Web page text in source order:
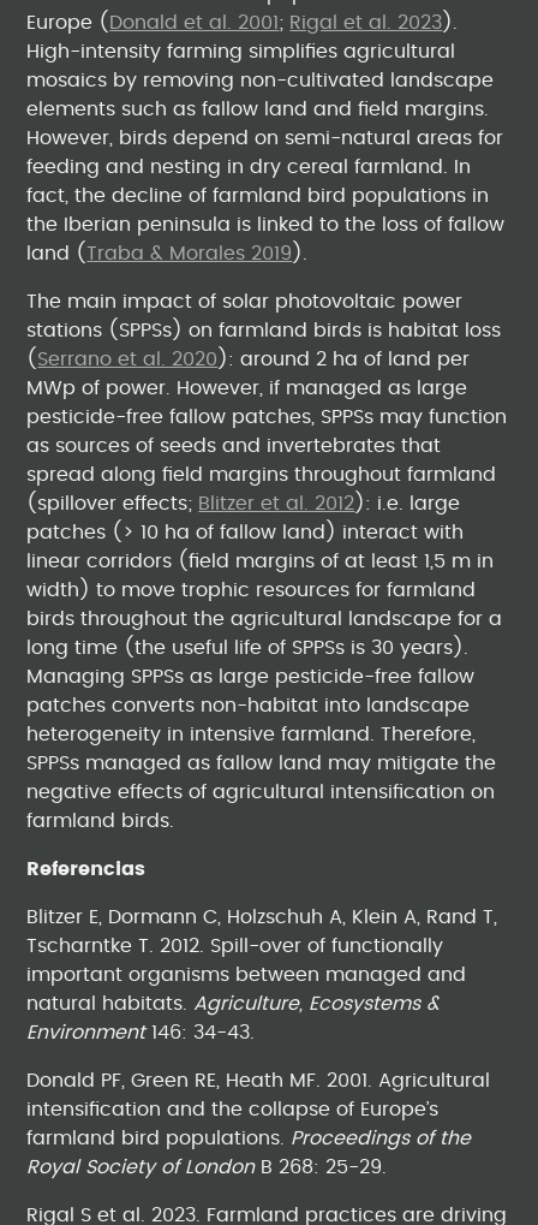
Europe ( Donald et al. 2001 ; Rigal et al. 2023 ).
High-intensity farming simplifies agricultural
mosaics by removing non-cultivated landscape
elements such as fallow land and field margins.
However, birds depend on semi-natural areas for
feeding and nesting in dry cereal farmland. In
fact, the decline of farmland bird populations in
the Iberian peninsula is linked to the loss of fallow
land (Traba & Morales 2019 ).
The main impact of solar photovoltaic power
stations (SPPSs) on farmland birds is habitat loss
( Serrano et al. 2020 ): around 2 ha of land per
MWp of power. However, if managed as large
pesticide-free fallow patches, SPPSs may function
as sources of seeds and invertebrates that
spread along field margins throughout farmland
(spillover effects; Blitzer et al. 2012 ): i.e. large
patches (> 10 ha of fallow land) interact with
linear corridors (field margins of at least 1,5 m in
width) to move trophic resources for farmland
birds throughout the agricultural landscape for a
long time (the useful life of SPPSs is 30 years).
Managing SPPSs as large pesticide-free fallow
patches converts non-habitat into landscape
heterogeneity in intensive farmland. Therefore,
SPPSs managed as fallow land may mitigate the
negative effects of agricultural intensification on
farmland birds.
Referencias
Blitzer E, Dormann C, Holzschuh A, Klein A, Rand T,
Tscharntke T. 2012. Spill-over of functionally
important organisms between managed and
natural habitats. Agriculture, Ecosystems &
Environment146: 34-43.
Donald PF, Green RE, Heath MF. 2001. Agricultural
intensification and the collapse of Europe’s
farmland bird populations. Proceedings of the
Royal Society of LondonB 268: 25-29.
Rigal S et al. 2023. Farmland practices are driving